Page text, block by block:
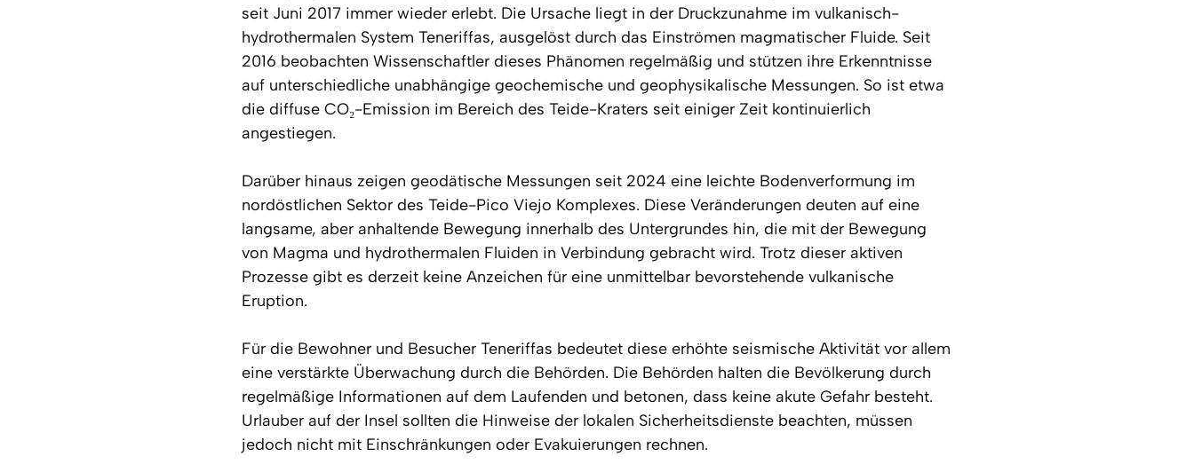
seit Juni 2017 immer wieder erlebt. Die Ursache liegt in der Druckzunahme im vulkanisch-
hydrothermalen System Teneriffas, ausgelöst durch das Einströmen magmatischer Fluide. Seit
2016 beobachten Wissenschaftler dieses Phänomen regelmäßig und stützen ihre Erkenntnisse
auf unterschiedliche unabhängige geochemische und geophysikalische Messungen. So ist etwa
die diffuse CO₂-Emission im Bereich des Teide-Kraters seit einiger Zeit kontinuierlich
angestiegen.
Darüber hinaus zeigen geodätische Messungen seit 2024 eine leichte Bodenverformung im
nordöstlichen Sektor des Teide-Pico Viejo Komplexes. Diese Veränderungen deuten auf eine
langsame, aber anhaltende Bewegung innerhalb des Untergrundes hin, die mit der Bewegung
von Magma und hydrothermalen Fluiden in Verbindung gebracht wird. Trotz dieser aktiven
Prozesse gibt es derzeit keine Anzeichen für eine unmittelbar bevorstehende vulkanische
Eruption.
Für die Bewohner und Besucher Teneriffas bedeutet diese erhöhte seismische Aktivität vor allem
eine verstärkte Überwachung durch die Behörden. Die Behörden halten die Bevölkerung durch
regelmäßige Informationen auf dem Laufenden und betonen, dass keine akute Gefahr besteht.
Urlauber auf der Insel sollten die Hinweise der lokalen Sicherheitsdienste beachten, müssen
jedoch nicht mit Einschränkungen oder Evakuierungen rechnen.